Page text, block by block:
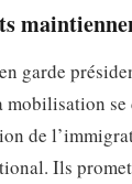
garde
mobilisation
de
Ils